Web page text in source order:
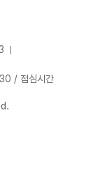
/ 점심시간